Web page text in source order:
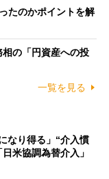
たのかポイントを解
相の「円資産への投
一覧を見る
なり得る」“介入慣
米協調為替介入」